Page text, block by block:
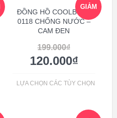
GIẢM
ĐỒNG HỒ COOLBOSS
0118 CHỐNG NƯỚC –
CAM ĐEN
199.000₫
120.000₫
LỰA CHỌN CÁC TÙY CHỌN